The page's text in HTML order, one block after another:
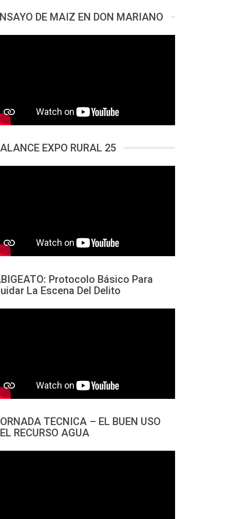
DE MAIZ EN DON MARIANO
EXPO RURAL 25
Protocolo Básico Para
La Escena Del Delito
TECNICA – EL BUEN USO
RECURSO AGUA